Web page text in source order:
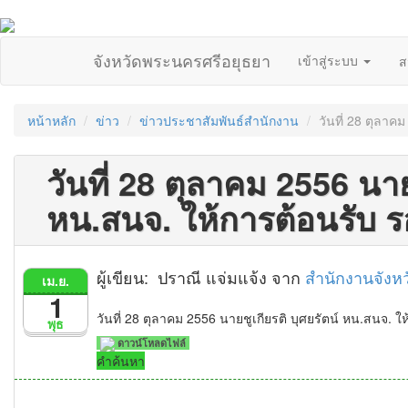
จังหวัดพระนครศรีอยุธยา เข้าสู่ระบบ
หน้าหลัก ข่าว ข่าวประชาสัมพันธ์สำนักงาน วันที่ 28 ตุลาค
วันที่ 28 ตุลาคม 2556 น
หน.สนจ. ให้การต้อนรับ
พุธ
เม.ย.
1
ผู้เขียน: ปราณี แจ่มแจ้ง จาก สำนักงานจัง
วันที่ 28 ตุลาคม 2556 นายชูเกียรติ บุศยรัตน์ หน.สนจ. ใ
ดาวน์โหลดไฟล์
คำค้นหา